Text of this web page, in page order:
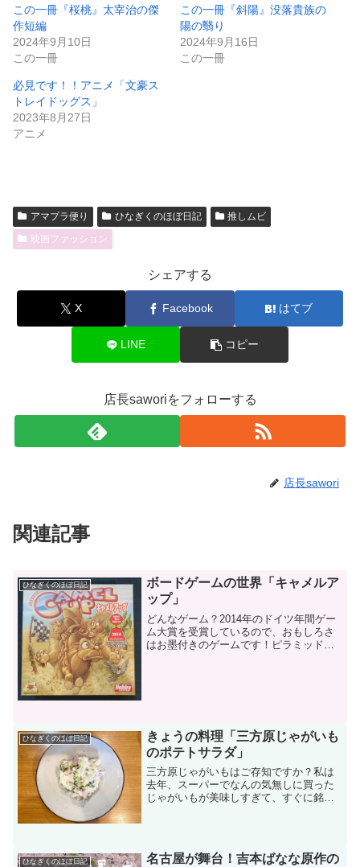
この一冊『桜桃』太宰治の傑
作短編
2024年9月10日
この一冊
この一冊『斜陽』没落貴族の
陽の翳り
2024年9月16日
この一冊
必見です！！アニメ「文豪ス
トレイドッグス」
2023年8月27日
アニメ
アマプラ便り ひなぎくのほぼ日記
推しムビ
映画ファッション
シェアする
X Facebook はてブ
LINE コピー
店長saworiをフォローする
店長sawori
関連記事
ひなぎくのほぼ日記
ボードゲームの世界「キャメルア
ップ」
どんなゲーム？2014年のドイツ年間ゲー
ム大賞を受賞しているので、おもしろさ
はお墨付きのゲームです！ピラミッドの
ひなぎくのほぼ日記
きょうの料理「三方原じゃがいも
のポテトサラダ」
三方原じゃがいもはご存知ですか？私は
去年、スーパーでなんの気無しに買った
じゃがいもが美味しすぎて、すぐに銘柄
ら無くなっていました・・...
ひなぎくのほぼ日記
名古屋が舞台！吉本ばなな原作の